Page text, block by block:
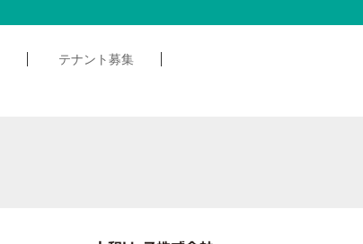
テナント募集